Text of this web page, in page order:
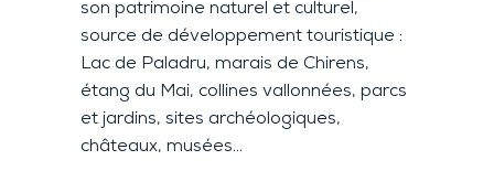
son patrimoine naturel et culturel,
source de développement touristique :
Lac de Paladru, marais de Chirens,
étang du Mai, collines vallonnées, parcs
et jardins, sites archéologiques,
châteaux, musées…